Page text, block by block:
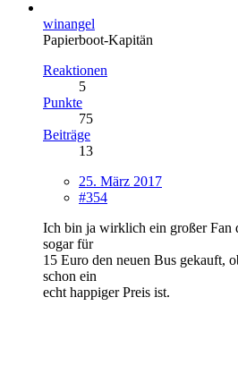
winangel
Papierboot-Kapitän
Reaktionen
5
Punkte
75
Beiträge
13
25. März 2017
#354
Ich bin ja wirklich ein großer Fan
sogar für
15 Euro den neuen Bus gekauft,
schon ein
echt happiger Preis ist.